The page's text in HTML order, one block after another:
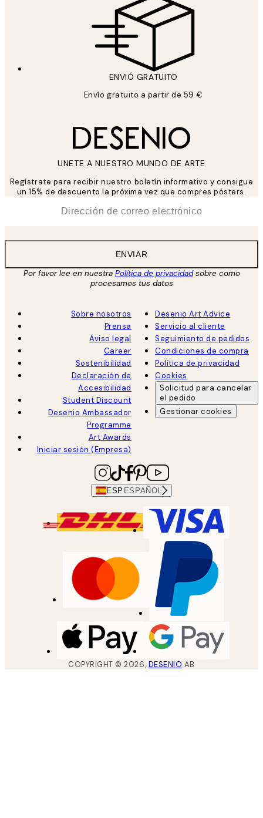
ENVIÓ GRATUITO
Envío gratuito a partir de 59 €
UNETE A NUESTRO MUNDO DE ARTE
Regístrate para recibir nuestro boletín informativo y consigue
un 15% de descuento la próxima vez que compres pósters.
ENVIAR
Por favor lee en nuestra Política de privacidadsobre como
procesamos tus datos
Sobre nosotros
Prensa
Aviso legal
Career
Sostenibilidad
Declaración de
Accesibilidad
Student Discount
Desenio Ambassador
Programme
Art Awards
Iniciar sesión (Empresa)
Desenio Art Advice
Servicio al cliente
Seguimiento de pedidos
Condiciones de compra
Política de privacidad
Cookies
Solicitud para cancelar
el pedido
Gestionar cookies
ESP ESPAÑOL
COPYRIGHT ©2026, DESENIO AB